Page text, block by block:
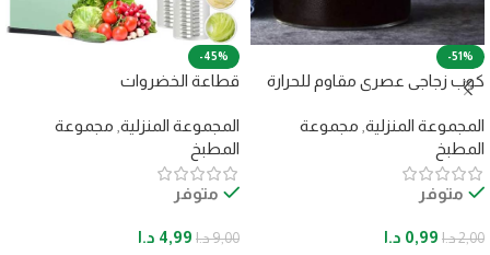
-51%
كوب زجاجي عصري مقاوم للحرارة
المجموعة المنزلية مجموعة
المطبخ
متوفر
2,00د.ا 0,99 د.ا
-45%
قطاعة الخضروات
المجموعة المنزلية مجموعة
المطبخ
متوفر
9,00د.ا 4,99 د.ا